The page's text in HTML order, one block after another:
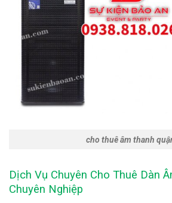
cho thuê âm thanh
Dịch Vụ Chuyên Cho Thuê Dàn
Chuyên Nghiệp